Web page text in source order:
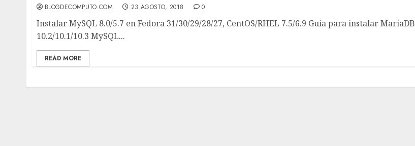
BLOGDECOMPUTO.COM 23 AGOSTO, 2018 0
Instalar MySQL 8.0/5.7 en Fedora 31/30/29/28/27, CentOS/RHEL 7.5/6.9 Guía para instalar MariaDB
10.2/10.1/10.3 MySQL...
READ MORE